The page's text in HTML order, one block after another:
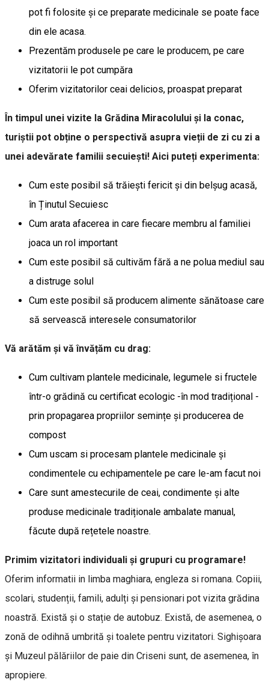
pot fi folosite și ce preparate medicinale se poate face
din ele acasa.
Prezentăm produsele pe care le producem, pe care
vizitatorii le pot cumpăra
Oferim vizitatorilor ceai delicios, proaspat preparat
În timpul unei vizite la Grădina Miracolului și la conac,
turiștii pot obține o perspectivă asupra vieții de zi cu zi a
unei adevărate familii secuiești! Aici puteți experimenta:
Cum este posibil să trăiești fericit și din belșug acasă,
în Ținutul Secuiesc
Cum arata afacerea in care fiecare membru al familiei
joaca un rol important
Cum este posibil să cultivăm fără a ne polua mediul sau
a distruge solul
Cum este posibil să producem alimente sănătoase care
să servească interesele consumatorilor
Vă arătăm și vă învățăm cu drag:
Cum cultivam plantele medicinale, legumele si fructele
într-o grădină cu certificat ecologic -în mod tradițional -
prin propagarea propriilor semințe și producerea de
compost
Cum uscam si procesam plantele medicinale și
condimentele cu echipamentele pe care le-am facut noi
Care sunt amestecurile de ceai, condimente și alte
produse medicinale tradiționale ambalate manual,
făcute după rețetele noastre.
Primim vizitatori individuali și grupuri cu programare!
Oferim informatii in limba maghiara, engleza si romana. Copiii,
scolari, studenții, famili, adulți și pensionari pot vizita grădina
noastră. Există și o stație de autobuz. Există, de asemenea, o
zonă de odihnă umbrită și toalete pentru vizitatori. Sighişoara
şi Muzeul pălăriilor de paie din Criseni sunt, de asemenea, în
apropiere.